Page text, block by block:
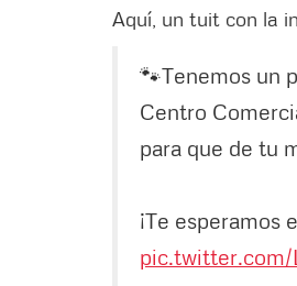
Aquí, un tuit con la
🐾Tenemos un
Centro
para que de tu
¡Te esperamos
pic.twitter.com/